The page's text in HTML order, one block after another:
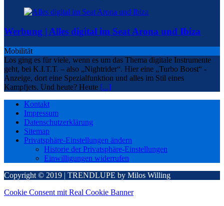
Werbung | Alles digital im Seat Arona und Ibiza
Mobilität
Los ging es für viele, wenn es um das Thema digitale Instrumente
geht, bei K.I.T.T. – also „Nightrider“. Hier eine „Turbo Boost“ -
Anzeige, dort eine Spezialfunktion und alles im Stil eines
Kampfjets. Und heute? Heute [...]
Kontakt
Impressum
Datenschutzerklärung
Sitemap
Privatsphäre-Einstellungen ändern
Historie der Privatsphäre-Einstellungen
Einwilligungen widerrufen
Copyright © 2019 | TRENDLUPE by Milos Willing
Cookie Consent mit Real Cookie Banner